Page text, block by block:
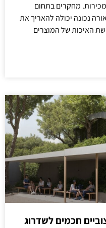
מחקרים בתחום
נכונה יכולה להאריך את
האיכות של המוצרים
חכמים לשדרוג